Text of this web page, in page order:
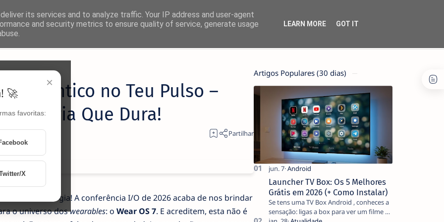
×
🚀
favoritas:
X
Quântico no Teu Pulso –
Bateria Que Dura!
de tecnologia! A conferência I/O de 2026 acaba de nos brindar
o universo doswearables: o Wear OS 7. E acreditem, esta não é
Artigos Populares (30 dias)
Launcher TV Box: Os 5 Melhores
Grátis em 2026 (+ Como Instalar)
Se tens uma TV Box Android , conheces a
sensação: ligas a box para ver um filme e
its services and to analyze traffic. Your IP address and user-agent
and security metrics to ensure quality of service, generate usage
LEARN MORE GOT IT